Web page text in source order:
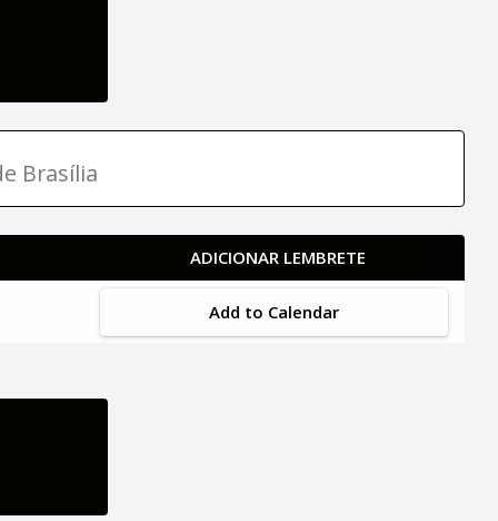
Brasília
ADICIONAR LEMBRETE
Add to Calendar